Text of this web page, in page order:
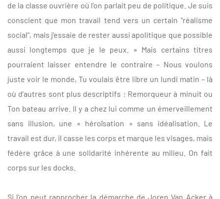
de la classe ouvrière où l'on parlait peu de politique. Je suis
conscient que mon travail tend vers un certain "réalisme
social", mais j'essaie de rester aussi apolitique que possible
aussi longtemps que je le peux. » Mais certains titres
pourraient laisser entendre le contraire – Nous voulons
juste voir le monde, Tu voulais être libre un lundi matin – là
où d'autres sont plus descriptifs : Remorqueur à minuit ou
Ton bateau arrive. Il y a chez lui comme un émerveillement
sans illusion, une « héroïsation » sans idéalisation. Le
travail est dur, il casse les corps et marque les visages, mais
fédère grâce à une solidarité inhérente au milieu. On fait
corps sur les docks.
Si l'on peut rapprocher la démarche de Joren Van Acker à